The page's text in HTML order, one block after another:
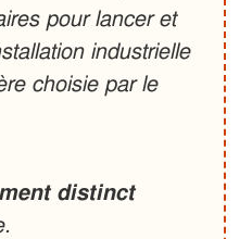
pour lancer et
industrielle
choisie par le
distinct